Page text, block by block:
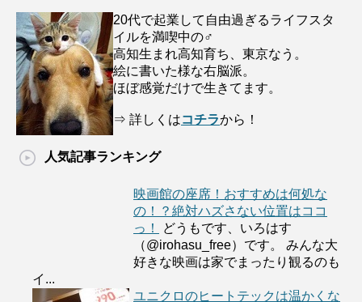
20代で起業して自由過ぎるライフスタ
イルを満喫中の♂
高知生まれ高知育ち、東京なう。
絵に書いた様な右脳派。
ほぼ感覚だけで生きてます。
⇒ 詳しくはコチラから！
人気記事ランキング
映画館の座席！おすすめは何処な
の！？絶対ハズさない位置はココ
っ！
どうもです、いろはす
（@irohasu_free）です。 みんな大
好きな映画は家でまったり観るのも
イ...
ユニクロのヒートテックは温かくな